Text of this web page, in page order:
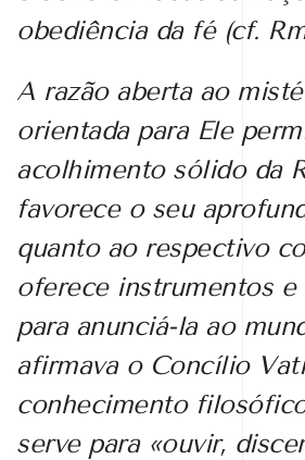
obediência da fé (cf.
A razão aberta ao
orientada para Ele
acolhimento sólido da
favorece o seu
quanto ao respectivo
oferece instrumentos e
para anunciá-la ao
afirmava o Concílio
conhecimento
serve para «ouvir,